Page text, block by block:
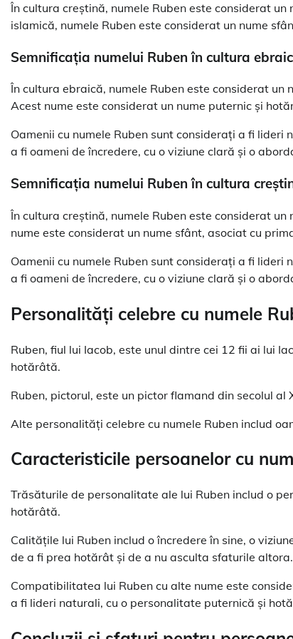
În cultura creștină, numele Ruben este considerat
islamică, numele Ruben este considerat un nume
Semnificația numelui Ruben în cultura
În cultura ebraică, numele Ruben este considerat
Acest nume este considerat un nume puternic și
Oamenii cu numele Ruben sunt considerați a fi
a fi oameni de încredere, cu o viziune clară și o
Semnificația numelui Ruben în cultura
În cultura creștină, numele Ruben este considerat
nume este considerat un nume sfânt, asociat cu
Oamenii cu numele Ruben sunt considerați a fi
a fi oameni de încredere, cu o viziune clară și o
Personalități celebre cu numele
Ruben, fiul lui Iacob, este unul dintre cei 12 fii ai lui
hotărâtă.
Ruben, pictorul, este un pictor flamand din secolul
Alte personalități celebre cu numele Ruben includ
Caracteristicile persoanelor cu
Trăsăturile de personalitate ale lui Ruben includ o
hotărâtă.
Calitățile lui Ruben includ o încredere în sine, o
de a fi prea hotărât și de a nu asculta sfaturile altora.
Compatibilitatea lui Ruben cu alte nume este
a fi lideri naturali, cu o personalitate puternică și